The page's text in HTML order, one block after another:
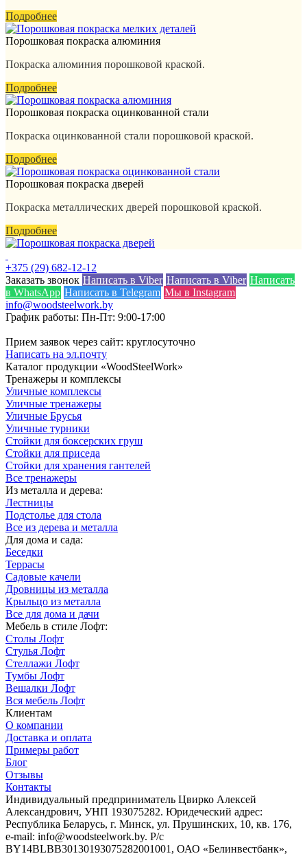
Подробнее
Порошковая покраска алюминия
Покраска алюминия порошковой краской.
Подробнее
Порошковая покраска оцинкованной стали
Покраска оцинкованной стали порошковой краской.
Подробнее
Порошковая покраска дверей
Покраска металлических дверей порошковой краской.
Подробнее
+375 (29) 682-12-12
Заказать звонок Написать в Viber Написать в Viber Написать
в WhatsApp Написать в Telegram Мы в Instagram
info@woodsteelwork.by
График работы: Пн-Пт: 9:00-17:00
Прием заявок через сайт: круглосуточно
Написать на эл.почту
Каталог продукции «WoodSteelWork»
Тренажеры и комплексы
Уличные комплексы
Уличные тренажеры
Уличные Брусья
Уличные турники
Стойки для боксерских груш
Стойки для приседа
Стойки для хранения гантелей
Все тренажеры
Из металла и дерева:
Лестницы
Подстолье для стола
Все из дерева и металла
Для дома и сада:
Беседки
Террасы
Садовые качели
Дровницы из металла
Крыльцо из металла
Все для дома и дачи
Мебель в стиле Лофт:
Столы Лофт
Стулья Лофт
Стеллажи Лофт
Тумбы Лофт
Вешалки Лофт
Вся мебель Лофт
Клиентам
О компании
Доставка и оплата
Примеры работ
Блог
Отзывы
Контакты
Индивидуальный предприниматель Цвирко Алексей
Александрович, УНП 193075282. Юридеческий адрес:
Республика Беларусь, г. Минск, ул. Прушинских, 10, кв. 176,
e-mail: info@woodsteelwork.by. Р/с
BY14BLBB30130193075282001001, ОАО «Белинвестбанк»,